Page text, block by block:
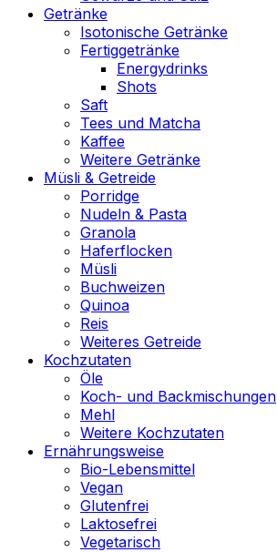
Getränke
Isotonische Getränke
Fertiggetränke
Energydrinks
Shots
Saft
Tees und Matcha
Kaffee
Weitere Getränke
Müsli & Getreide
Porridge
Nudeln & Pasta
Granola
Haferflocken
Müsli
Buchweizen
Quinoa
Reis
Weiteres Getreide
Kochzutaten
Öle
Koch- und Backmischungen
Mehl
Weitere Kochzutaten
Ernährungsweise
Bio-Lebensmittel
Vegan
Glutenfrei
Laktosefrei
Vegetarisch